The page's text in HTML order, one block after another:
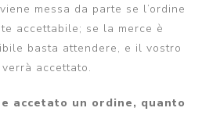
messa da parte se l’ordine
accettabile; se la merce è
basta attendere, e il vostro
accettato.
accetato un ordine, quanto